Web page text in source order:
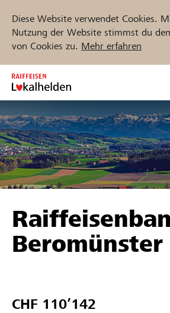
Diese Website verwendet Cookies.
Nutzung der Website stimmst du
von Cookies zu. Mehr erfahren
Zum
Inhalt
springen
Unterstützen
Hilfe & Support
Projekte und Organisationen finden
Jetzt starten
Beromünster
CHF 110’142